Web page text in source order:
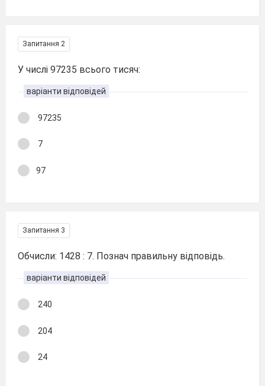
Запитання 2
У числі 97235 всього тисяч:
варіанти відповідей
97235
7
97
Запитання 3
Обчисли: 1428 : 7. Познач правильну відповідь.
варіанти відповідей
240
204
24